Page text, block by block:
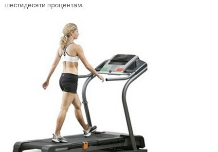
шестидесяти процентам.